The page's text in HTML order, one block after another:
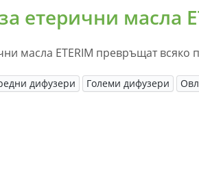
етерични масла
масла ETERIM превръщат
дифузери Големи дифузери